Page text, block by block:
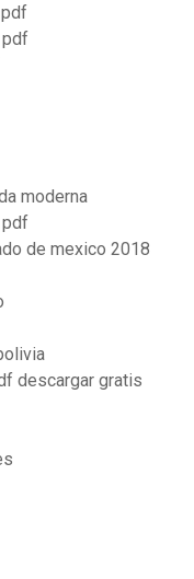
moderna
pdf
de mexico 2018
descargar gratis